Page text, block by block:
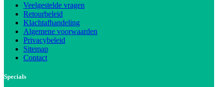
Veelgestelde vragen
Retourbeleid
Klachtafhandeling
Algemene voorwaarden
Privacybeleid
Sitemap
Contact
Specials